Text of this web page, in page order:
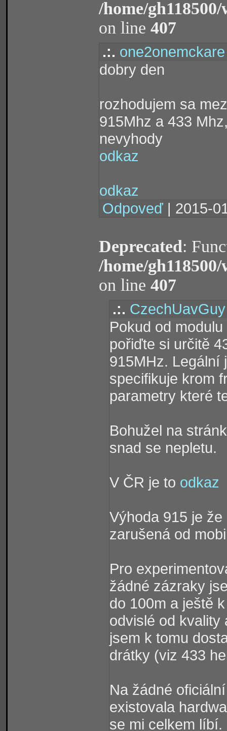
/home/
on line 407
.:. one2onemckare
dobry den
rozhodujem sa
915Mhz a 433
nevyhody
odkaz
odkaz
Odpoveď | 2015-
Deprecated:
/home/
on line 407
.:. CzechUavGuy
Pokud od
pořiďte si určitě
915MHz. Legální
specifikuje krom
parametry které
Bohužel na
snad se nepletu.
V ČR je to odkaz
Výhoda 915 je
zarušená od
Pro
žádné zázraky
do 100m a ještě
odvislé od kvality
jsem k tomu
drátky (viz 433
Na žádné
existovala
se mi celkem